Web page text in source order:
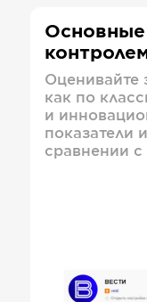
Основные
Оценивайте
как по
и
показатели
сравнении